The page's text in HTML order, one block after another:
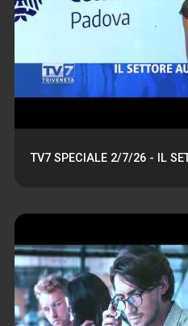
TV7 SPECIALE 2/7/26 - IL